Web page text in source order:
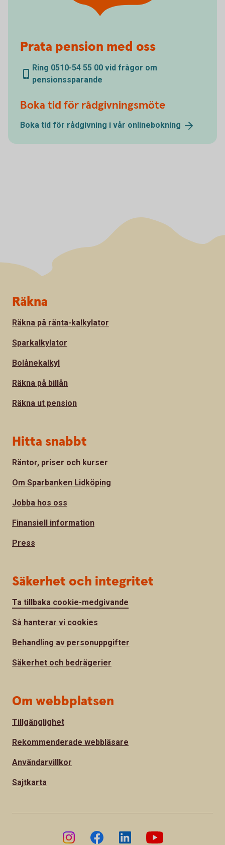
Prata pension med oss
Ring 0510-54 55 00 vid frågor om
pensionssparande
Boka tid för rådgivningsmöte
Boka tid för rådgivning i vår onlinebokning
Sidfot
Räkna
Räkna på ränta-kalkylator
Sparkalkylator
Bolånekalkyl
Räkna på billån
Räkna ut pension
Hitta snabbt
Räntor, priser och kurser
Om Sparbanken Lidköping
Jobba hos oss
Finansiell information
Press
Säkerhet och integritet
Ta tillbaka cookie-medgivande
Så hanterar vi cookies
Behandling av personuppgifter
Säkerhet och bedrägerier
Om webbplatsen
Tillgänglighet
Rekommenderade webbläsare
Användarvillkor
Sajtkarta